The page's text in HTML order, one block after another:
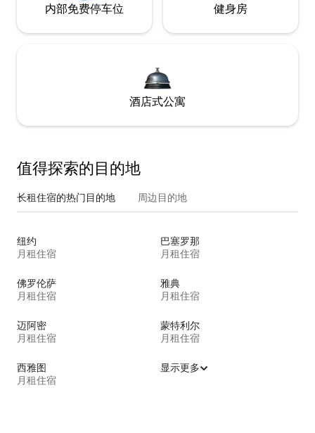
内部免费停车位 健身房
酒店式公寓
值得探索的目的地
长租住宿的热门目的地 周边目的地
纽约
月租住宿
巴塞罗那
月租住宿
佛罗伦萨
月租住宿
雅典
月租住宿
迈阿密
月租住宿
蒙特利尔
月租住宿
西雅图
月租住宿
显示更多